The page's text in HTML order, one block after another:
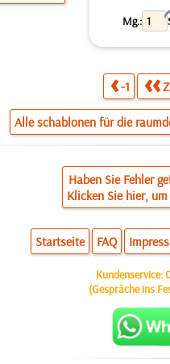
Mg.:
-1
Alle schablonen für die
Haben Sie Fehler
Klicken Sie hier,
Startseite FAQ
Kundenservice:
(Gespräche ins